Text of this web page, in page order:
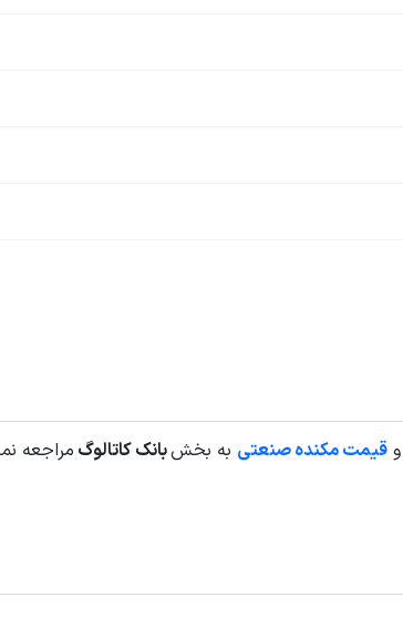
ضخامت بدنه و پروانه ورق ۲
قیمت مکنده صنعتی به بخشبانک کاتالوگ مراجعه